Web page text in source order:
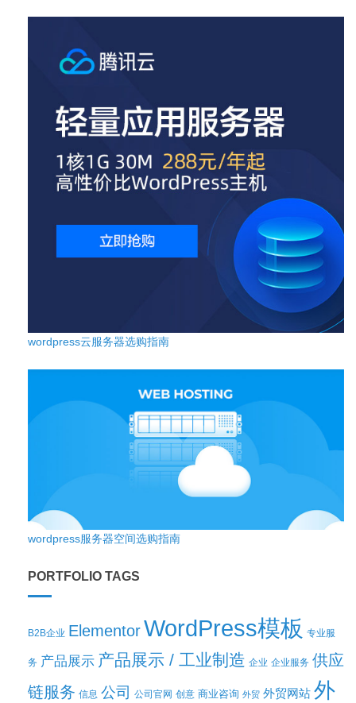
wordpress云服务器选购指南
wordpress服务器空间选购指南
PORTFOLIO TAGS
B2B企业 ElementorWordPress模板 专业服
务 产品展示 产品展示 / 工业制造 企业 企业服务 供应
链服务 信息 公司 公司官网 创意 商业咨询 外贸 外贸网站 外